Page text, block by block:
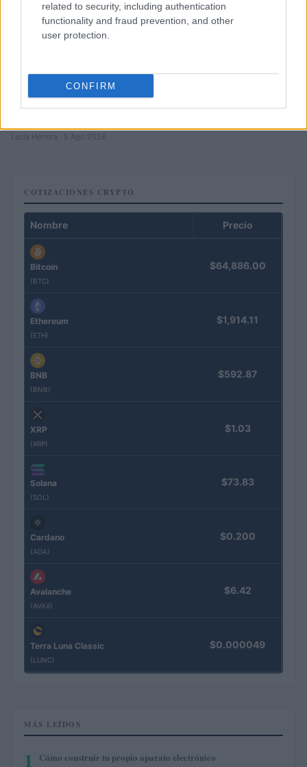
related to security, including authentication
functionality and fraud prevention, and other
user protection.
CONFIRM
El petróleo Brent cae un 8.46% y arrastra a las materias
Lucía Herrera · 5 Ago 2026
COTIZACIONES CRYPTO
Nombre Precio
Bitcoin
(BTC)
$64,886.00
Ethereum
(ETH)
$1,914.11
BNB
(BNB)
$592.87
XRP
(XRP)
$1.03
Solana
(SOL)
$73.83
Cardano
(ADA)
$0.200
Avalanche
(AVAX)
$6.42
Terra Luna Classic
(LUNC)
$0.000049
MÁS LEÍDOS
1 Cómo construir tu propio aparato electrónico